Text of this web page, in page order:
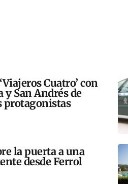
Cuatro’ con
y San Andrés de
protagonistas
la puerta a una
desde Ferrol